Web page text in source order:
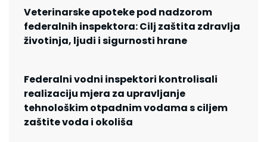
Veterinarske apoteke pod nadzorom
federalnih inspektora: Cilj zaštita zdravlja
životinja, ljudi i sigurnosti hrane
Federalni vodni inspektori kontrolisali
realizaciju mjera za upravljanje
tehnološkim otpadnim vodama s ciljem
zaštite voda i okoliša